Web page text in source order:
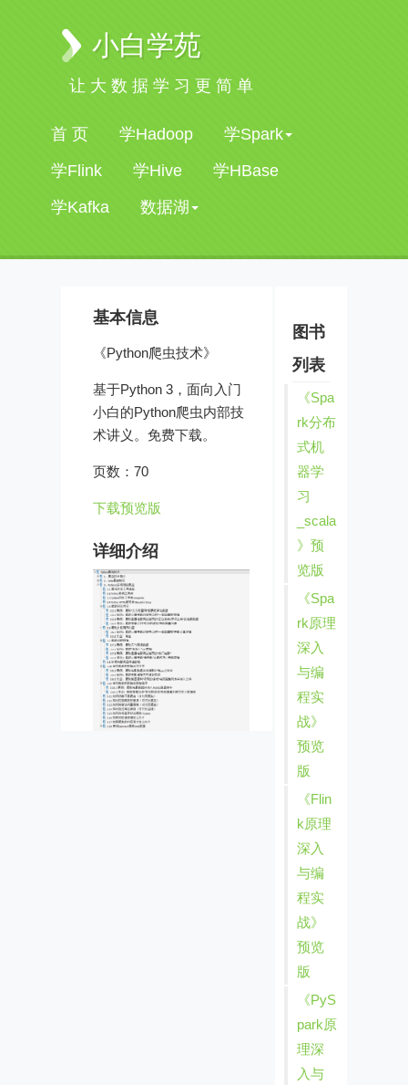
小白学苑
让大数据学习更简单
首 页 学Hadoop
学Spark
学Flink
学Hive
学HBase
学Kafka
数据湖
基本信息
《Python爬虫技术》
基于Python 3，面向入门
小白的Python爬虫内部技
术讲义。免费下载。
页数：70
下载预览版
详细介绍
图书
列表
《Spa
rk分布
式机
器学
习
_scala
》预
览版
《Spa
rk原理
深入
与编
程实
战》
预览
版
《Flin
k原理
深入
与编
程实
战》
预览
版
《PyS
park原
理深
入与